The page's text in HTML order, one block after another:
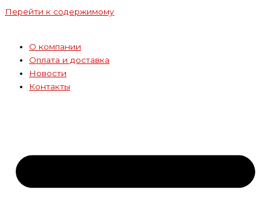
Перейти к содержимому
О компании
Оплата и доставка
Новости
Контакты